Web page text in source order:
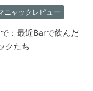
ニャックレビュー
：最近Barで飲んだ
クたち